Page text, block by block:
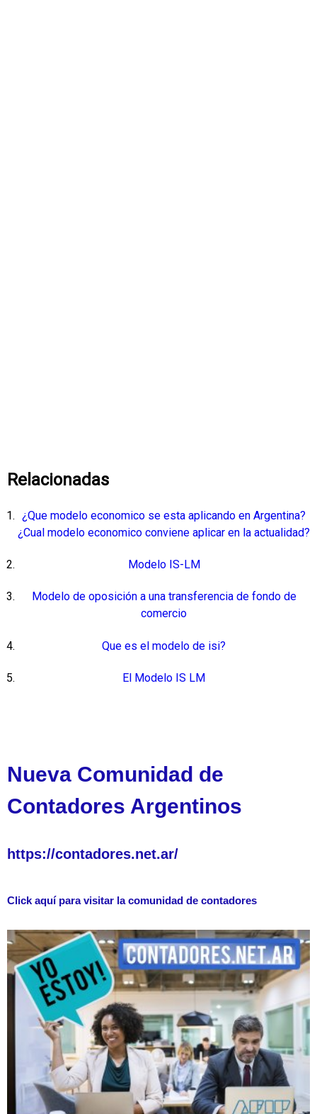
Relacionadas
¿Que modelo economico se esta aplicando en Argentina?
¿Cual modelo economico conviene aplicar en la actualidad?
Modelo IS-LM
Modelo de oposición a una transferencia de fondo de
comercio
Que es el modelo de isi?
El Modelo IS LM
Nueva Comunidad de
Contadores Argentinos
https://contadores.net.ar/
Click aquí para visitar la comunidad de contadores